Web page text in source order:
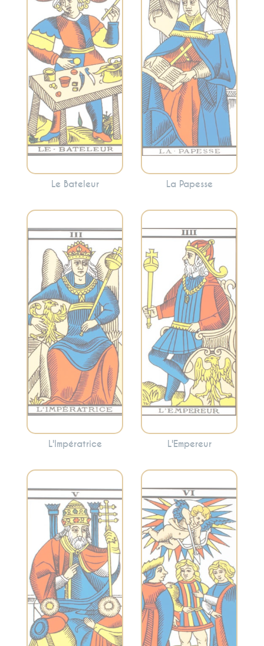
créativité, le
potentiel inexploré
et les débuts. Le
Bateleur indique
une opportunité de
prendre des
mesures concrètes
pour réaliser vos
aspirations.
Le Bateleur
connaissance
intérieure, la
sagesse féminine
et la réflexion
profonde. C’est un
appel à écouter
votre intuition et à
plonger dans les
mystères de votre
esprit.
La Papesse
Évoque la fertilité,
la créativité,
l’abondance et la
maternité. Cette
carte peut
suggérer la
nécessité de
prendre soin de
vous et de cultiver
votre créativité.
L'Impératrice
Représente
l’autorité, la
structure, la
stabilité et le
leadership.
L’Empereur peut
indiquer la
nécessité
d’adopter une
approche
organisée pour
atteindre vos
objectifs.
L'Empereur
Incarne la
tradition, la
spiritualité et
l’enseignement.
Cette carte peut
signaler la
recherche de
conseils spirituels
ou la nécessité de
suivre des normes
établies.
Symbolise les
choix, les relations
et les dilemmes.
Cette carte peut
refléter une
décision
importante à
prendre ou
l’harmonie et la
synergie dans les
relations.